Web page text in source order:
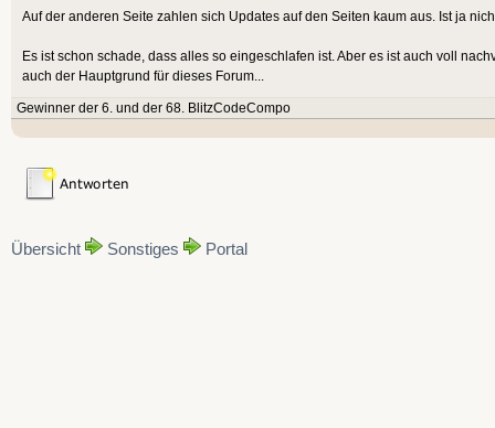
Auf der anderen Seite zahlen sich Updates auf den Seiten kaum aus. Ist ja
Es ist schon schade, dass alles so eingeschlafen ist. Aber es ist auch voll
auch der Hauptgrund für dieses Forum...
Gewinner der 6. und der 68. BlitzCodeCompo
Übersicht Sonstiges Portal